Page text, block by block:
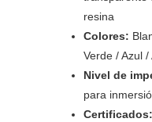
resina
Colores:
Verde / Azul
Nivel de
para
Certificados: